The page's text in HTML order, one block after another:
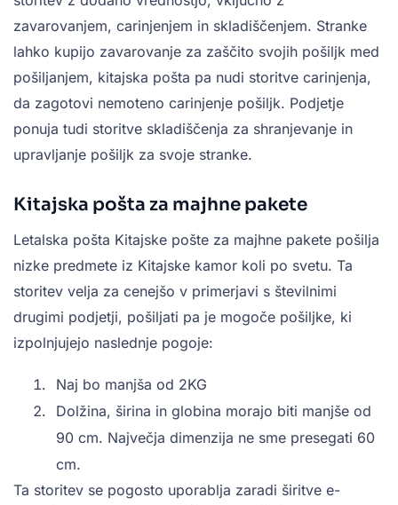
zavarovanjem, carinjenjem in skladiščenjem. Stranke
lahko kupijo zavarovanje za zaščito svojih pošiljk med
pošiljanjem, kitajska pošta pa nudi storitve carinjenja,
da zagotovi nemoteno carinjenje pošiljk. Podjetje
ponuja tudi storitve skladiščenja za shranjevanje in
upravljanje pošiljk za svoje stranke.
Kitajska pošta za majhne pakete
Letalska pošta Kitajske pošte za majhne pakete pošilja
nizke predmete iz Kitajske kamor koli po svetu. Ta
storitev velja za cenejšo v primerjavi s številnimi
drugimi podjetji, pošiljati pa je mogoče pošiljke, ki
izpolnjujejo naslednje pogoje:
Naj bo manjša od 2KG
Dolžina, širina in globina morajo biti manjše od
90 cm. Največja dimenzija ne sme presegati 60
cm.
Ta storitev se pogosto uporablja zaradi širitve e-